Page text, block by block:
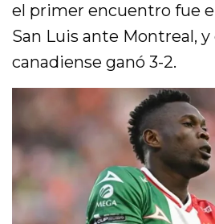
el primer encuentro fue
San Luis ante Montreal,
canadiense ganó 3-2.